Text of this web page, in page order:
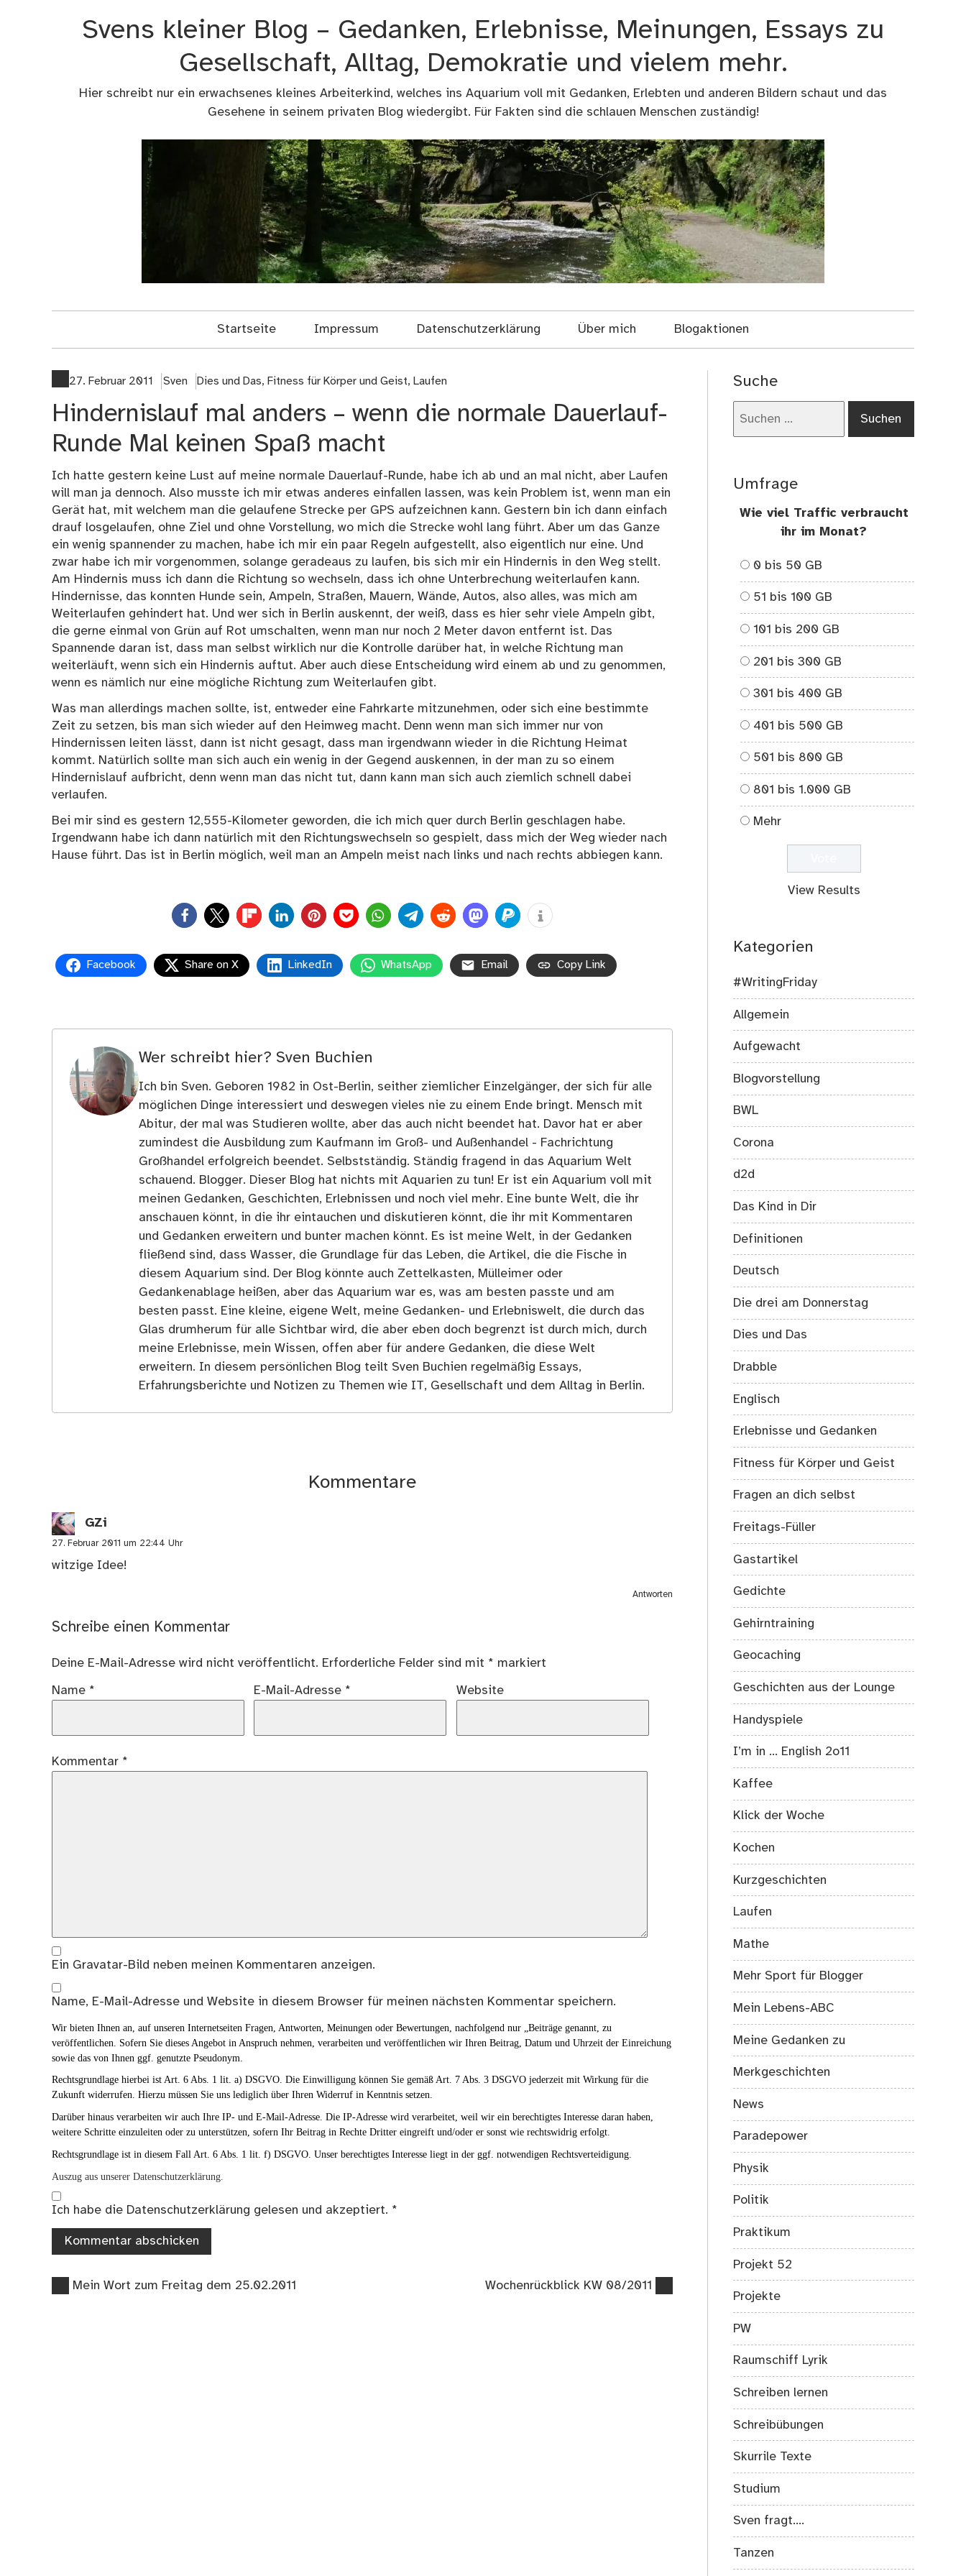
Svens kleiner Blog – Gedanken, Erlebnisse, Meinungen, Essays zu
Gesellschaft, Alltag, Demokratie und vielem mehr.
Hier schreibt nur ein erwachsenes kleines Arbeiterkind, welches ins Aquarium voll mit Gedanken, Erlebten und anderen Bildern schaut und das
Gesehene in seinem privaten Blog wiedergibt. Für Fakten sind die schlauen Menschen zuständig!
Startseite Impressum Datenschutzerklärung Über mich Blogaktionen
27. Februar 2011 Sven Dies und Das, Fitness für Körper und Geist, Laufen
Hindernislauf mal anders – wenn die normale Dauerlauf-
Runde Mal keinen Spaß macht
Ich hatte gestern keine Lust auf meine normale Dauerlauf-Runde, habe ich ab und an mal nicht, aber Laufen
will man ja dennoch. Also musste ich mir etwas anderes einfallen lassen, was kein Problem ist, wenn man ein
Gerät hat, mit welchem man die gelaufene Strecke per GPS aufzeichnen kann. Gestern bin ich dann einfach
drauf losgelaufen, ohne Ziel und ohne Vorstellung, wo mich die Strecke wohl lang führt. Aber um das Ganze
ein wenig spannender zu machen, habe ich mir ein paar Regeln aufgestellt, also eigentlich nur eine. Und
zwar habe ich mir vorgenommen, solange geradeaus zu laufen, bis sich mir ein Hindernis in den Weg stellt.
Am Hindernis muss ich dann die Richtung so wechseln, dass ich ohne Unterbrechung weiterlaufen kann.
Hindernisse, das konnten Hunde sein, Ampeln, Straßen, Mauern, Wände, Autos, also alles, was mich am
Weiterlaufen gehindert hat. Und wer sich in Berlin auskennt, der weiß, dass es hier sehr viele Ampeln gibt,
die gerne einmal von Grün auf Rot umschalten, wenn man nur noch 2 Meter davon entfernt ist. Das
Spannende daran ist, dass man selbst wirklich nur die Kontrolle darüber hat, in welche Richtung man
weiterläuft, wenn sich ein Hindernis auftut. Aber auch diese Entscheidung wird einem ab und zu genommen,
wenn es nämlich nur eine mögliche Richtung zum Weiterlaufen gibt.
Was man allerdings machen sollte, ist, entweder eine Fahrkarte mitzunehmen, oder sich eine bestimmte
Zeit zu setzen, bis man sich wieder auf den Heimweg macht. Denn wenn man sich immer nur von
Hindernissen leiten lässt, dann ist nicht gesagt, dass man irgendwann wieder in die Richtung Heimat
kommt. Natürlich sollte man sich auch ein wenig in der Gegend auskennen, in der man zu so einem
Hindernislauf aufbricht, denn wenn man das nicht tut, dann kann man sich auch ziemlich schnell dabei
verlaufen.
Bei mir sind es gestern 12,555-Kilometer geworden, die ich mich quer durch Berlin geschlagen habe.
Irgendwann habe ich dann natürlich mit den Richtungswechseln so gespielt, dass mich der Weg wieder nach
Hause führt. Das ist in Berlin möglich, weil man an Ampeln meist nach links und nach rechts abbiegen kann.
0
Facebook Share on X LinkedIn WhatsApp Email Copy Link
Wer schreibt hier? Sven Buchien
Ich bin Sven. Geboren 1982 in Ost-Berlin, seither ziemlicher Einzelgänger, der sich für alle
möglichen Dinge interessiert und deswegen vieles nie zu einem Ende bringt. Mensch mit
Abitur, der mal was Studieren wollte, aber das auch nicht beendet hat. Davor hat er aber
zumindest die Ausbildung zum Kaufmann im Groß- und Außenhandel - Fachrichtung
Großhandel erfolgreich beendet. Selbstständig. Ständig fragend in das Aquarium Welt
schauend. Blogger. Dieser Blog hat nichts mit Aquarien zu tun! Er ist ein Aquarium voll mit
meinen Gedanken, Geschichten, Erlebnissen und noch viel mehr. Eine bunte Welt, die ihr
anschauen könnt, in die ihr eintauchen und diskutieren könnt, die ihr mit Kommentaren
und Gedanken erweitern und bunter machen könnt. Es ist meine Welt, in der Gedanken
fließend sind, dass Wasser, die Grundlage für das Leben, die Artikel, die die Fische in
diesem Aquarium sind. Der Blog könnte auch Zettelkasten, Mülleimer oder
Gedankenablage heißen, aber das Aquarium war es, was am besten passte und am
besten passt. Eine kleine, eigene Welt, meine Gedanken- und Erlebniswelt, die durch das
Glas drumherum für alle Sichtbar wird, die aber eben doch begrenzt ist durch mich, durch
meine Erlebnisse, mein Wissen, offen aber für andere Gedanken, die diese Welt
erweitern. In diesem persönlichen Blog teilt Sven Buchien regelmäßig Essays,
Erfahrungsberichte und Notizen zu Themen wie IT, Gesellschaft und dem Alltag in Berlin.
Kommentare
GZi
27. Februar 2011 um 22:44 Uhr
witzige Idee!
Antworten
Schreibe einen Kommentar
Deine E-Mail-Adresse wird nicht veröffentlicht. Erforderliche Felder sind mit * markiert
Name * E-Mail-Adresse * Website
Kommentar *
Ein Gravatar-Bild neben meinen Kommentaren anzeigen.
Name, E-Mail-Adresse und Website in diesem Browser für meinen nächsten Kommentar speichern.
Wir bieten Ihnen an, auf unseren Internetseiten Fragen, Antworten, Meinungen oder Bewertungen, nachfolgend nur „Beiträge genannt, zu
veröffentlichen. Sofern Sie dieses Angebot in Anspruch nehmen, verarbeiten und veröffentlichen wir Ihren Beitrag, Datum und Uhrzeit der Einreichung
sowie das von Ihnen ggf. genutzte Pseudonym.
Rechtsgrundlage hierbei ist Art. 6 Abs. 1 lit. a) DSGVO. Die Einwilligung können Sie gemäß Art. 7 Abs. 3 DSGVO jederzeit mit Wirkung für die
Zukunft widerrufen. Hierzu müssen Sie uns lediglich über Ihren Widerruf in Kenntnis setzen.
Darüber hinaus verarbeiten wir auch Ihre IP- und E-Mail-Adresse. Die IP-Adresse wird verarbeitet, weil wir ein berechtigtes Interesse daran haben,
weitere Schritte einzuleiten oder zu unterstützen, sofern Ihr Beitrag in Rechte Dritter eingreift und/oder er sonst wie rechtswidrig erfolgt.
Rechtsgrundlage ist in diesem Fall Art. 6 Abs. 1 lit. f) DSGVO. Unser berechtigtes Interesse liegt in der ggf. notwendigen Rechtsverteidigung.
Auszug aus unserer Datenschutzerklärung.
Ich habe die Datenschutzerklärung gelesen und akzeptiert. *
Beitragsnavigation
Vorheriger
Mein Wort zum Freitag dem 25.02.2011
Nächster
Wochenrückblick KW 08/2011
Suche
Umfrage
Wie viel Traffic verbraucht
ihr im Monat?
0 bis 50 GB
51 bis 100 GB
101 bis 200 GB
201 bis 300 GB
301 bis 400 GB
401 bis 500 GB
501 bis 800 GB
801 bis 1.000 GB
Mehr
View Results
Kategorien
#WritingFriday
Allgemein
Aufgewacht
Blogvorstellung
BWL
Corona
d2d
Das Kind in Dir
Definitionen
Deutsch
Die drei am Donnerstag
Dies und Das
Drabble
Englisch
Erlebnisse und Gedanken
Fitness für Körper und Geist
Fragen an dich selbst
Freitags-Füller
Gastartikel
Gedichte
Gehirntraining
Geocaching
Geschichten aus der Lounge
Handyspiele
I’m in … English 2o11
Kaffee
Klick der Woche
Kochen
Kurzgeschichten
Laufen
Mathe
Mehr Sport für Blogger
Mein Lebens-ABC
Meine Gedanken zu
Merkgeschichten
News
Paradepower
Physik
Politik
Praktikum
Projekt 52
Projekte
PW
Raumschiff Lyrik
Schreiben lernen
Schreibübungen
Skurrile Texte
Studium
Sven fragt….
Tanzen